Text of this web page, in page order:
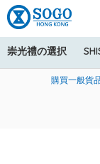
崇光禮の選択
美國運通
購買一般貨
寄送中國內地